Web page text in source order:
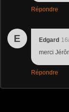
Répondre
E Edgard
merci
Répondre